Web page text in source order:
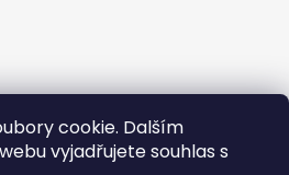
cookie. Dalším
vyjadřujete souhlas s